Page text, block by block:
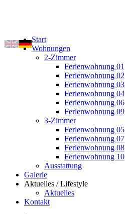
Start
Wohnungen
2-Zimmer
Ferienwohnung 01
Ferienwohnung 02
Ferienwohnung 03
Ferienwohnung 04
Ferienwohnung 06
Ferienwohnung 09
3-Zimmer
Ferienwohnung 05
Ferienwohnung 07
Ferienwohnung 08
Ferienwohnung 10
Ausstattung
Galerie
Aktuelles / Lifestyle
Aktuelles
Kontakt